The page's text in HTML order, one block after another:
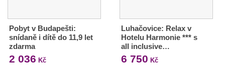
Pobyt v Budapešti:
snídaně i dítě do 11,9 let
zdarma
2 036 Kč
Luhačovice: Relax v
Hotelu Harmonie *** s
all inclusive…
6 750 Kč